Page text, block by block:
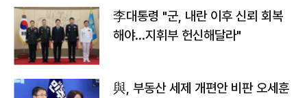
李대통령 "군, 내란 이후 신뢰 회복
해야…지휘부 헌신해달라"
與, 부동산 세제 개편안 비판 오세훈